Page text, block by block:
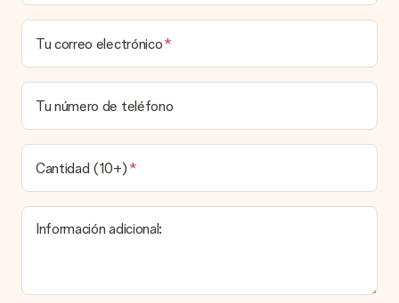
¿Puedo elegir una fecha de entrega?
Elegir la fecha exacta de entrega no es posible. Una vez
personalizado y completado tu pedido, recibirás una
confirmación con las fechas estimadas de entrega. Una vez
que el pedido haya sido enviado, será la empresa de
transportes la encargada de entregar el regalo.
¿Cuál es el tiempo de entrega y cuándo recibo mi
obsequio?
El tiempo de entrega se puede encontrar en la página del
producto del regalo.
¿Cómo puedo pagar mi pedido?
Tu correo electrónico
Tu número de teléfono
Cantidad (10+)
Información adicional: